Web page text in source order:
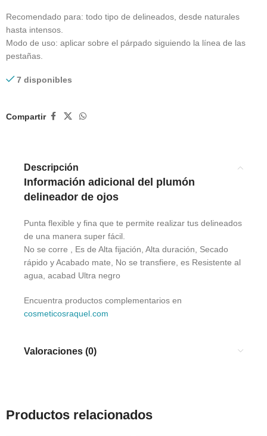
Recomendado para: todo tipo de delineados, desde naturales
hasta intensos.
Modo de uso: aplicar sobre el párpado siguiendo la línea de las
pestañas.
7 disponibles
Compartir
Descripción
Información adicional del plumón
delineador de ojos
Punta flexible y fina que te permite realizar tus delineados
de una manera super fácil.
No se corre , Es de Alta fijación, Alta duración, Secado
rápido y Acabado mate, No se transfiere, es Resistente al
agua, acabad Ultra negro
Encuentra productos complementarios en
cosmeticosraquel.com
Valoraciones (0)
Productos relacionados